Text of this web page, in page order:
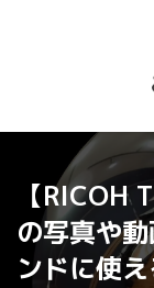
【RICOH
の写真や
ンドに使